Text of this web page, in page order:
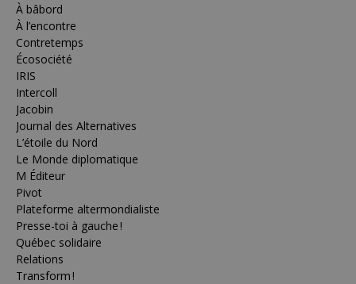
À bâbord
À l’encontre
Contretemps
Écosociété
IRIS
Intercoll
Jacobin
Journal des Alternatives
L’étoile du Nord
Le Monde diplomatique
M Éditeur
Pivot
Plateforme altermondialiste
Presse-toi à gauche !
Québec solidaire
Relations
Transform !